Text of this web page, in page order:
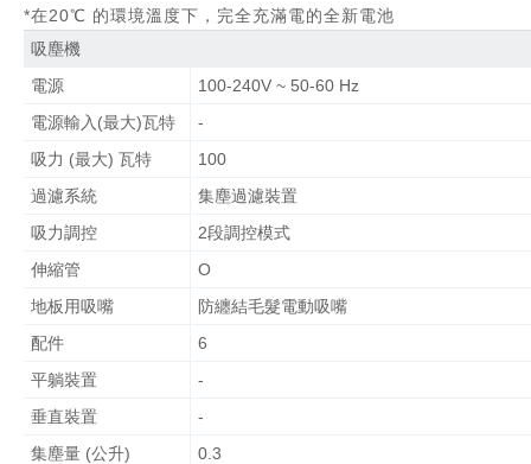
*在20℃ 的環境溫度下，完全充滿電的全新電池
吸塵機
電源
100-240V ~ 50-60 Hz
電源輸入(最大)瓦特
-
吸力 (最大) 瓦特
100
過濾系統
集塵過濾裝置
吸力調控
2段調控模式
伸縮管
O
地板用吸嘴
防纏結毛髮電動吸嘴
配件
6
平躺裝置
-
垂直裝置
-
集塵量 (公升)
0.3